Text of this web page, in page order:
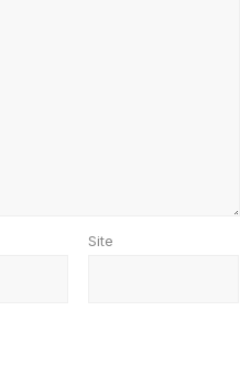
Site